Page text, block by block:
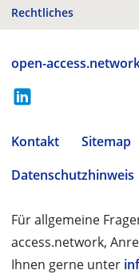
Rechtliches
open-
Kontakt Sitemap
Datenschutzhinweis
Für allgemeine
access.network,
Ihnen gerne unter